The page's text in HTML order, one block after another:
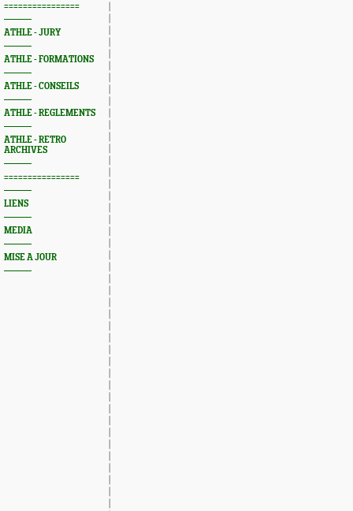
================
ATHLE - JURY
ATHLE - FORMATIONS
ATHLE - CONSEILS
ATHLE - REGLEMENTS
ATHLE - RETRO
ARCHIVES
================
LIENS
MEDIA
MISE A JOUR